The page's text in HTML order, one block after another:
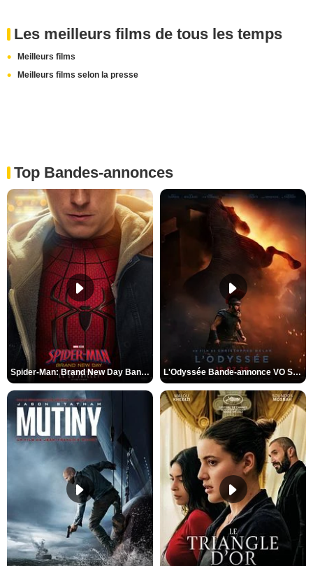
Les meilleurs films de tous les temps
Meilleurs films
Meilleurs films selon la presse
Top Bandes-annonces
Spider-Man: Brand New Day Bande-annonce VO STFR L'Odyssée Bande-annonce VO STFR